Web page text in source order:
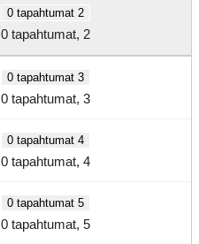
0 tapahtumat 2
0 tapahtumat, 2
0 tapahtumat 3
0 tapahtumat, 3
0 tapahtumat 4
0 tapahtumat, 4
0 tapahtumat 5
0 tapahtumat, 5